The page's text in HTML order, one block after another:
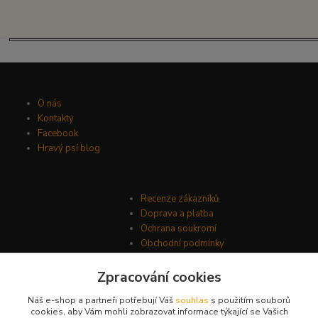
O nás
Kontakty
Facebook
Hravý psí blog
Recenze zákazníků
Doprava a platba
Ochrana soukromí
Obchodní podmínky
Zpracování cookies
Náš e-shop a partneři potřebují Váš souhlas s použitím souborů
cookies, aby Vám mohli zobrazovat informace týkající se Vašich